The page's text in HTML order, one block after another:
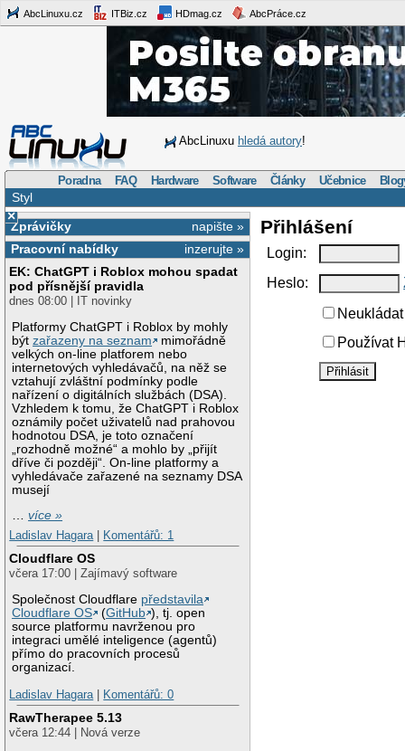
AbcLinuxu.cz ITBiz.cz HDmag.cz AbcPráce.cz
AbcLinuxu hledá autory!
Poradna FAQ Hardware Software Články Učebnice
Styl
×
napište »
Zprávičky
inzerujte »
Pracovní nabídky
EK: ChatGPT i Roblox mohou spadat
pod přísnější pravidla
dnes 08:00 | IT novinky
Platformy ChatGPT i Roblox by mohly
býtzařazeny na seznam
mimořádně
velkých on-line platforem nebo
internetových vyhledávačů, na něž se
vztahují zvláštní podmínky podle
nařízení o digitálních službách (DSA).
Vzhledem k tomu, že ChatGPT i Roblox
oznámily počet uživatelů nad prahovou
hodnotou DSA, je toto označení
„rozhodně možné“ a mohlo by „přijít
dříve či později“. On-line platformy a
vyhledávače zařazené na seznamy DSA
musejí
…více »
Ladislav Hagara
Komentářů: 1
Cloudflare OS
včera 17:00 | Zajímavý software
Společnost Cloudflare představila
Cloudflare OS
(GitHub ), tj. open
source platformu navrženou pro
integraci umělé inteligence (agentů)
přímo do pracovních procesů
organizací.
Ladislav Hagara
Komentářů: 0
RawTherapee 5.13
včera 12:44 | Nová verze
Přihlášení
Login:
Heslo:
Používat